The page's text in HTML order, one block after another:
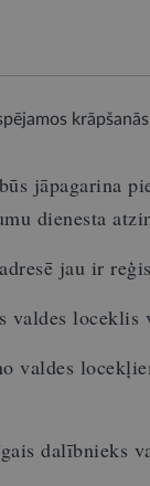
jāpagarina
dienesta
jau ir
loceklis
valdes
dalībnieks